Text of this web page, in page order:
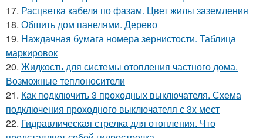
17. Расцветка кабеля по фазам. Цвет жилы заземления
18. Обшить дом панелями. Дерево
19. Наждачная бумага номера зернистости. Таблица
маркировок
20. Жидкость для системы отопления частного дома.
Возможные теплоносители
21. Как подключить 3 проходных выключателя. Схема
подключения проходного выключателя с 3х мест
22. Гидравлическая стрелка для отопления. Что